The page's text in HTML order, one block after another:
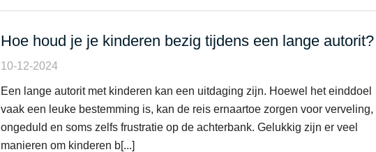
Hoe houd je je kinderen bezig tijdens een lange autorit?
10-12-2024
Een lange autorit met kinderen kan een uitdaging zijn. Hoewel het einddoel
vaak een leuke bestemming is, kan de reis ernaartoe zorgen voor verveling,
ongeduld en soms zelfs frustratie op de achterbank. Gelukkig zijn er veel
manieren om kinderen b[...]